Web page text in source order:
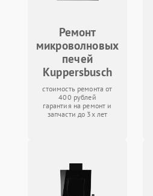
Ремонт
микроволновых
печей
Kuppersbusch
стоимость ремонта от
400 рублей
гарантия на ремонт и
запчасти до 3х лет